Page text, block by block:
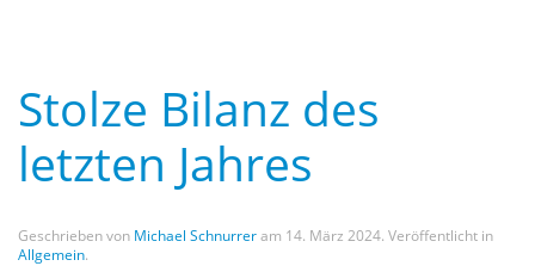
Stolze Bilanz des
letzten Jahres
Geschrieben von Michael Schnurreram 14. März 2024. Veröffentlicht in
Allgemein.